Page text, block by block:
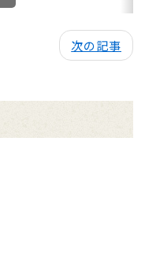
次の記事